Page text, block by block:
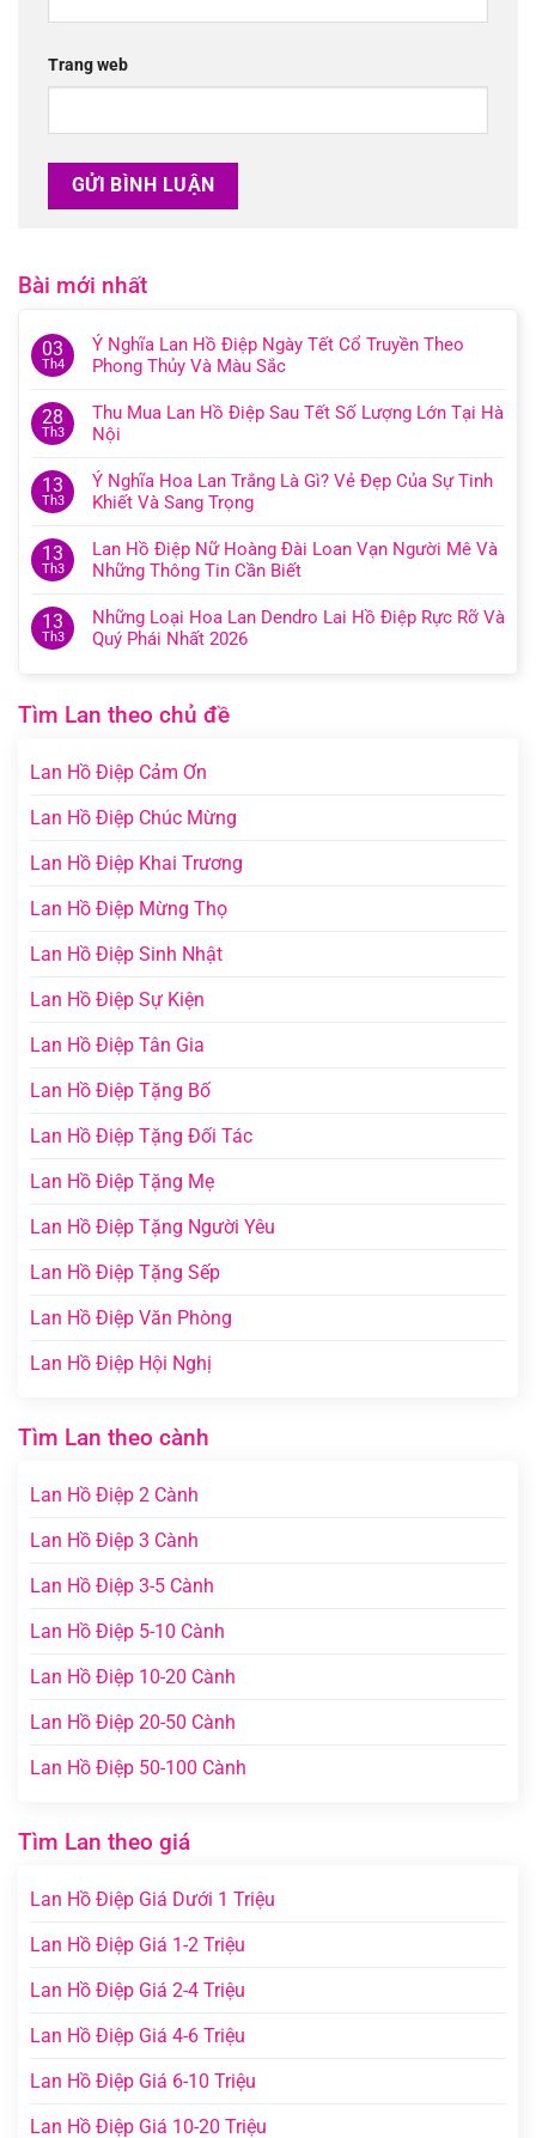
Trang web
Bài mới nhất
03
Th4
Ý Nghĩa Lan Hồ Điệp Ngày Tết Cổ Truyền Theo
Phong Thủy Và Màu Sắc
28
Th3
Thu Mua Lan Hồ Điệp Sau Tết Số Lượng Lớn Tại Hà
Nội
13
Th3
Ý Nghĩa Hoa Lan Trắng Là Gì? Vẻ Đẹp Của Sự Tinh
Khiết Và Sang Trọng
13
Th3
Lan Hồ Điệp Nữ Hoàng Đài Loan Vạn Người Mê Và
Những Thông Tin Cần Biết
13
Th3
Những Loại Hoa Lan Dendro Lai Hồ Điệp Rực Rỡ Và
Quý Phái Nhất 2026
Tìm Lan theo chủ đề
Lan Hồ Điệp Cảm Ơn
Lan Hồ Điệp Chúc Mừng
Lan Hồ Điệp Khai Trương
Lan Hồ Điệp Mừng Thọ
Lan Hồ Điệp Sinh Nhật
Lan Hồ Điệp Sự Kiện
Lan Hồ Điệp Tân Gia
Lan Hồ Điệp Tặng Bố
Lan Hồ Điệp Tặng Đối Tác
Lan Hồ Điệp Tặng Mẹ
Lan Hồ Điệp Tặng Người Yêu
Lan Hồ Điệp Tặng Sếp
Lan Hồ Điệp Văn Phòng
Lan Hồ Điệp Hội Nghị
Tìm Lan theo cành
Lan Hồ Điệp 2 Cành
Lan Hồ Điệp 3 Cành
Lan Hồ Điệp 3-5 Cành
Lan Hồ Điệp 5-10 Cành
Lan Hồ Điệp 10-20 Cành
Lan Hồ Điệp 20-50 Cành
Lan Hồ Điệp 50-100 Cành
Tìm Lan theo giá
Lan Hồ Điệp Giá Dưới 1 Triệu
Lan Hồ Điệp Giá 1-2 Triệu
Lan Hồ Điệp Giá 2-4 Triệu
Lan Hồ Điệp Giá 4-6 Triệu
Lan Hồ Điệp Giá 6-10 Triệu
Lan Hồ Điệp Giá 10-20 Triệu